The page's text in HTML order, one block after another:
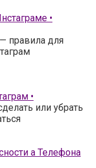
•
правила для
•
или убрать
а Телефона